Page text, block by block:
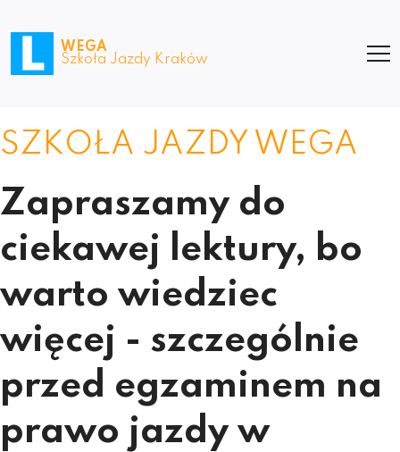
WEGA
Szkoła Jazdy Kraków
SZKOŁA JAZDY WEGA
Zapraszamy do
ciekawej lektury, bo
warto wiedziec
więcej - szczególnie
przed egzaminem na
prawo jazdy w